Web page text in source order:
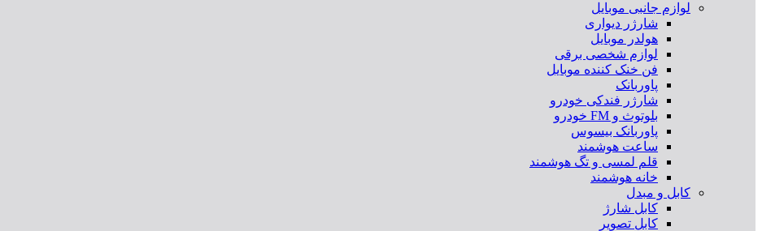
لوازم جانبی موبایل
شارژر دیواری
هولدر موبایل
لوازم شخصی برقی
فن خنک کننده موبایل
پاوربانک
شارژر فندکی خودرو
بلوتوث و FM خودرو
پاوربانک بیسوس
ساعت هوشمند
قلم لمسی و تگ هوشمند
خانه هوشمند
کابل و مبدل
کابل شارژ
کابل تصویر